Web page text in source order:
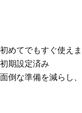
初めてでもすぐ使え
初期設定済み
面倒な準備を減らし